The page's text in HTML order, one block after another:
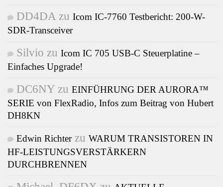
DD4DAzu Icom IC-7760 Testbericht: 200-W-
SDR-Transceiver
Silvio zu Icom IC 705 USB-C Steuerplatine –
Einfaches Upgrade!
DC6NY zu EINFÜHRUNG DER AURORA™
SERIE von FlexRadio, Infos zum Beitrag von Hubert
DH8KN
Edwin Richterzu WARUM TRANSISTOREN IN
HF-LEISTUNGSVERSTÄRKERN
DURCHBRENNEN